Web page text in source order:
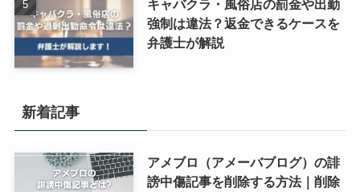
キャバクラ・風俗店の罰金や出勤
強制は違法？返金できるケースを
弁護士が解説
新着記事
アメブロ（アメーバブログ）の誹
謗中傷記事を削除する方法｜削除